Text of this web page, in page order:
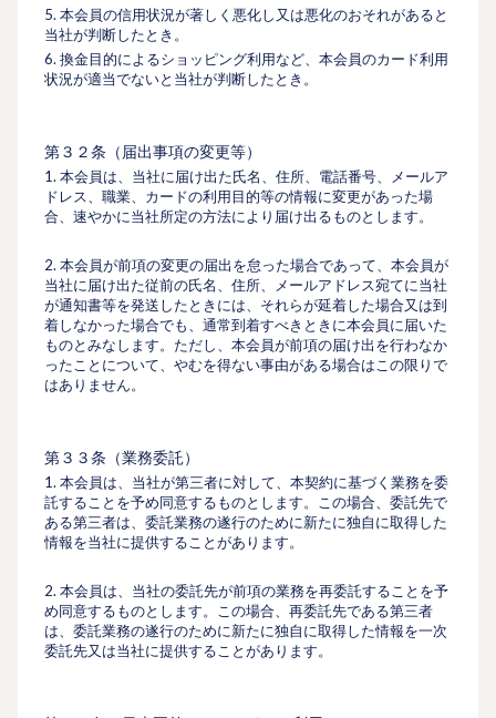
5. 本会員の信⽤状況が著しく悪化し又は悪化のおそれがあると
当社が判断したとき。
6. 換⾦⽬的によるショッピング利⽤など、本会員のカード利⽤
状況が適当でないと当社が判断したとき。
第３２条（届出事項の変更等）
1. 本会員は、当社に届け出た⽒名、住所、電話番号、メールア
ドレス、職業、カードの利⽤⽬的等の情報に変更があった場
合、速やかに当社所定の⽅法により届け出るものとします。
2. 本会員が前項の変更の届出を怠った場合であって、本会員が
当社に届け出た従前の⽒名、住所、メールアドレス宛てに当社
が通知書等を発送したときには、それらが延着した場合又は到
着しなかった場合でも、通常到着すべきときに本会員に届いた
ものとみなします。ただし、本会員が前項の届け出を⾏わなか
ったことについて、やむを得ない事由がある場合はこの限りで
はありません。
第３３条（業務委託）
1. 本会員は、当社が第三者に対して、本契約に基づく業務を委
託することを予め同意するものとします。この場合、委託先で
ある第三者は、委託業務の遂行のために新たに独自に取得した
情報を当社に提供することがあります。
2. 本会員は、当社の委託先が前項の業務を再委託することを予
め同意するものとします。この場合、再委託先である第三者
は、委託業務の遂行のために新たに独自に取得した情報を一次
委託先又は当社に提供することがあります。